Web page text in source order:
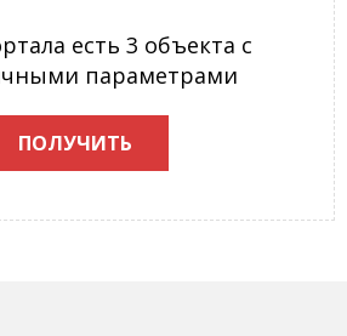
есть 3 объекта с
параметрами
ПОЛУЧИТЬ